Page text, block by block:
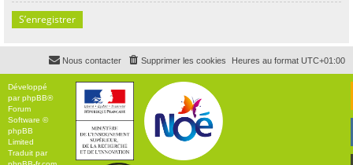
S’enregistrer
Heures au format UTC+01:00
Supprimer les cookies
Nous contacter
Développé
parphpBB®
Forum
Software ©
phpBB
Limited
Traduit par